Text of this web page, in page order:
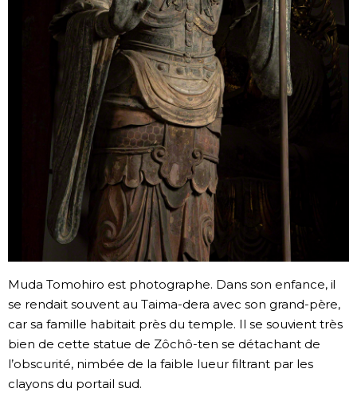
Muda Tomohiro est photographe. Dans son enfance, il
se rendait souvent au Taima-dera avec son grand-père,
car sa famille habitait près du temple. Il se souvient très
bien de cette statue de Zôchô-ten se détachant de
l’obscurité, nimbée de la faible lueur filtrant par les
clayons du portail sud.